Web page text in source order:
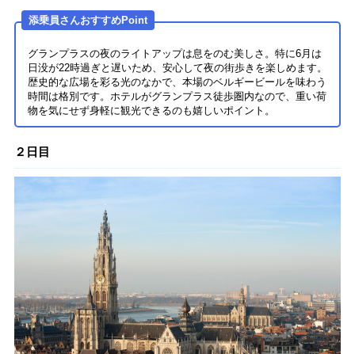
添乗員さんおすすめPoint
グランプラスの夜のライトアップは息をのむ美しさ。特に6月は
日没が22時過ぎと遅いため、安心して夜の街歩きを楽しめます。
歴史的な広場を彩る光のなかで、本場のベルギービールを味わう
時間は格別です。ホテルがグランプラス徒歩圏内なので、重い荷
物を気にせず身軽に観光できるのも嬉しいポイント。
２日目